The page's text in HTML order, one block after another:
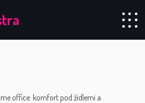
office: komfort pod židlemi a